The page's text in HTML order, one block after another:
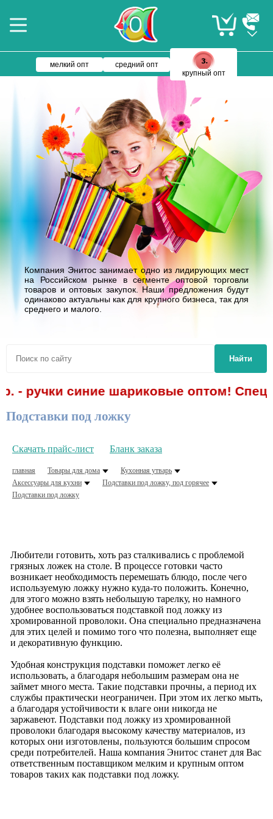
мелкий опт
средний опт
крупный опт
Компания Энитос занимает одно из лидирующих мест
на Российском рынке в сегменте оптовой торговли
товаров и оптовых закупок. Наши предложения будут
одинаково актуальны как для крупного бизнеса, так для
среднего и малого.
Найти
- ручки синие шариковые оптом!
Подставки под ложку
Скачать прайс-лист Бланк заказа
главная Товары для дома
Кухонная утварь
Аксессуары для кухни
Подставки под ложку, под горячее
Подставки под ложку
Любители готовить, хоть раз сталкивались с проблемой
грязных ложек на столе. В процессе готовки часто
возникает необходимость перемешать блюдо, после чего
используемую ложку нужно куда-то положить. Конечно,
для этого можно взять небольшую тарелку, но намного
удобнее воспользоваться подставкой под ложку из
хромированной проволоки. Она специально предназначена
для этих целей и помимо того что полезна, выполняет еще
и декоративную функцию.
Удобная конструкция подставки поможет легко её
использовать, а благодаря небольшим размерам она не
займет много места. Такие подставки прочны, а период их
службы практически неограничен. При этом их легко мыть,
а благодаря устойчивости к влаге они никогда не
заржавеют. Подставки под ложку из хромированной
проволоки благодаря высокому качеству материалов, из
которых они изготовлены, пользуются большим спросом
среди потребителей. Наша компания Энитос станет для Вас
ответственным поставщиком мелким и крупным оптом
товаров таких как подставки под ложку.